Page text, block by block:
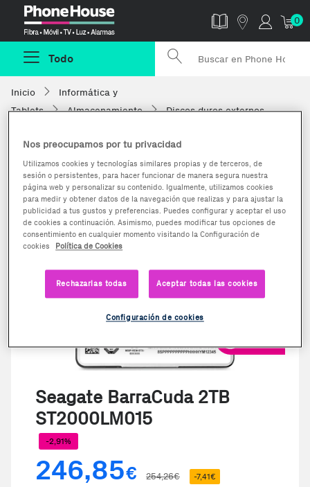
0
Todo
Inicio
Informática y
Tablets
Almacenamiento Discos duros externos
Seagate BarraCuda 2TB
ST2000LM015
-2,91%
246,85€ 254,26€ -7,41€
Nos preocupamos por tu privacidad
Utilizamos cookies y tecnologías similares propias y de terceros, de
sesión o persistentes, para hacer funcionar de manera segura nuestra
página web y personalizar su contenido. Igualmente, utilizamos cookies
para medir y obtener datos de la navegación que realizas y para ajustar la
publicidad a tus gustos y preferencias. Puedes configurar y aceptar el uso
de cookies a continuación. Asimismo, puedes modificar tus opciones de
consentimiento en cualquier momento visitando la Configuración de
cookies
Política de Cookies
Rechazarlas todas Aceptar todas las cookies
Configuración de cookies